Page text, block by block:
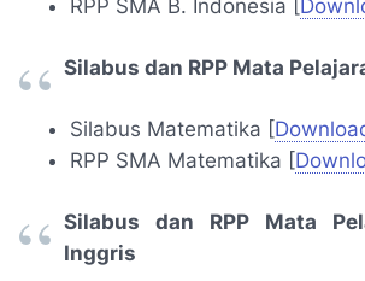
RPP SMA B. Indonesia [
Silabus dan RPP Mata
Silabus Matematika [
RPP SMA Matematika [
Silabus dan RPP Mata
Inggris